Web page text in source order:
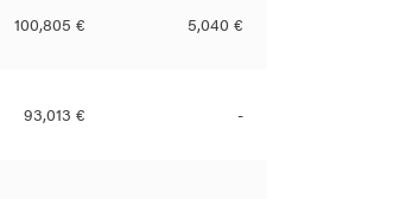
100,805 € 5,040 €
93,013 € -